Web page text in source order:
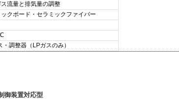
流量と排気量の調整
クボード・セラミックファイバー
調整器（LPガスのみ）
装置対応型